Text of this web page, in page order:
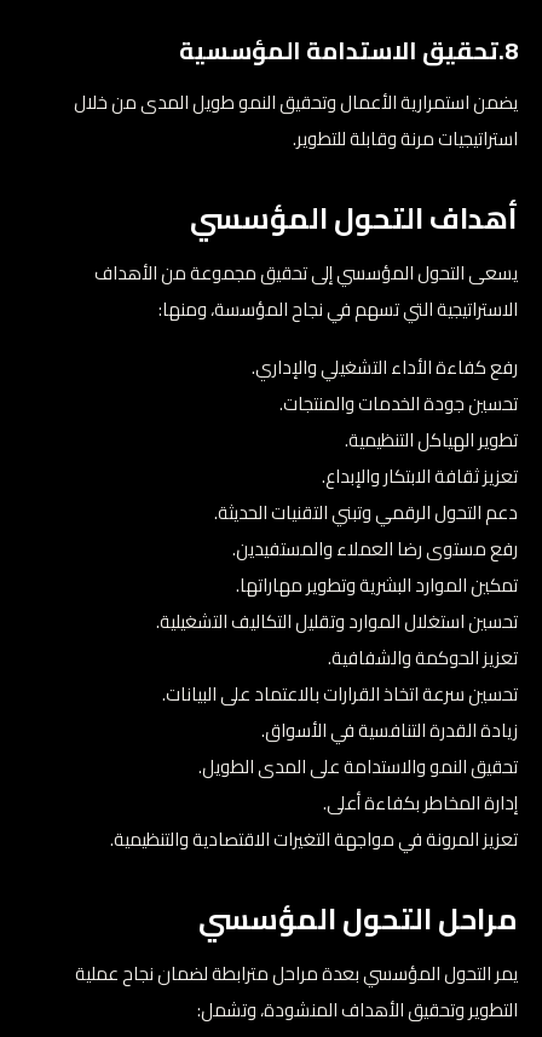
8.تحقيق الاستدامة المؤسسية
يضمن استمرارية الأعمال وتحقيق النمو طويل المدى من خلال
استراتيجيات مرنة وقابلة للتطوير.
أهداف التحول المؤسسي
يسعى التحول المؤسسي إلى تحقيق مجموعة من الأهداف
الاستراتيجية التي تسهم في نجاح المؤسسة، ومنها:
رفع كفاءة الأداء التشغيلي والإداري.
تحسين جودة الخدمات والمنتجات.
تطوير الهياكل التنظيمية.
تعزيز ثقافة الابتكار والإبداع.
دعم التحول الرقمي وتبني التقنيات الحديثة.
رفع مستوى رضا العملاء والمستفيدين.
تمكين الموارد البشرية وتطوير مهاراتها.
تحسين استغلال الموارد وتقليل التكاليف التشغيلية.
تعزيز الحوكمة والشفافية.
تحسين سرعة اتخاذ القرارات بالاعتماد على البيانات.
زيادة القدرة التنافسية في الأسواق.
تحقيق النمو والاستدامة على المدى الطويل.
إدارة المخاطر بكفاءة أعلى.
تعزيز المرونة في مواجهة التغيرات الاقتصادية والتنظيمية.
مراحل التحول المؤسسي
يمر التحول المؤسسي بعدة مراحل مترابطة لضمان نجاح عملية
التطوير وتحقيق الأهداف المنشودة، وتشمل: